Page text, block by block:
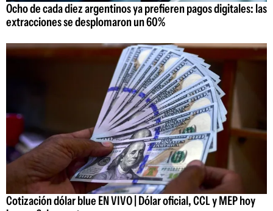
Ocho de cada diez argentinos ya prefieren pagos digitales: las
extracciones se desplomaron un 60%
Cotización dólar blue EN VIVO | Dólar oficial, CCL y MEP hoy